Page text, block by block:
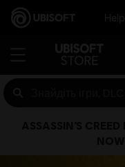
Help